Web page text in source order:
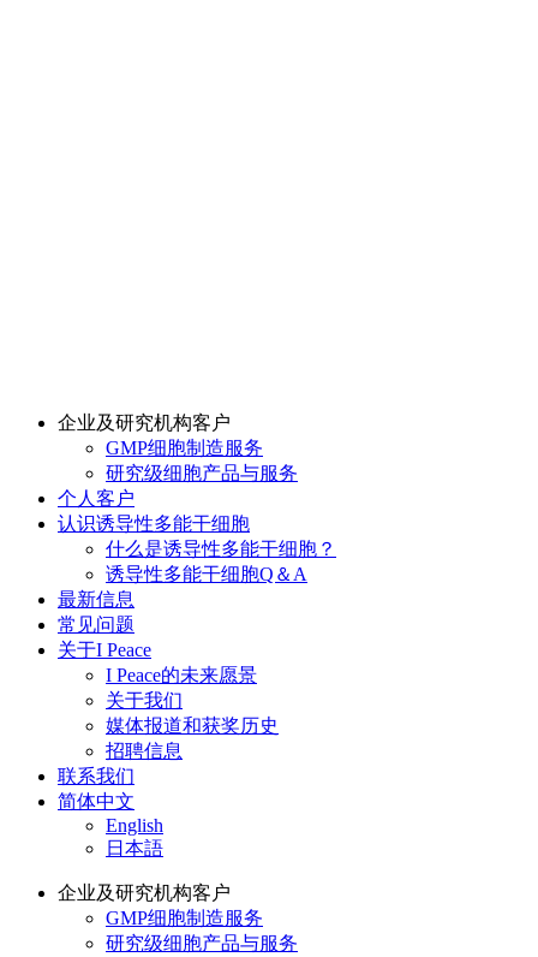
企业及研究机构客户
GMP细胞制造服务
研究级细胞产品与服务
个人客户
认识诱导性多能干细胞
什么是诱导性多能干细胞？
诱导性多能干细胞Q＆A
最新信息
常见问题
关于I Peace
I Peace的未来愿景
关于我们
媒体报道和获奖历史
招聘信息
联系我们
简体中文
English
日本語
企业及研究机构客户
GMP细胞制造服务
研究级细胞产品与服务